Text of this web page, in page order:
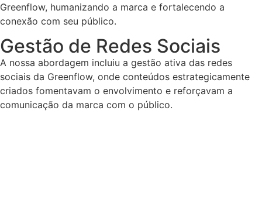
Greenflow, humanizando a marca e fortalecendo a
conexão com seu público.
Gestão de Redes Sociais
A nossa abordagem incluiu a gestão ativa das redes
sociais da Greenflow, onde conteúdos estrategicamente
criados fomentavam o envolvimento e reforçavam a
comunicação da marca com o público.